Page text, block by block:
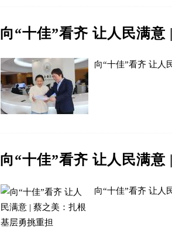
向“十佳”看齐 让人民满
向“十佳”看齐 让人
向“十佳”看齐 让人民满
向“十佳”看齐 让人